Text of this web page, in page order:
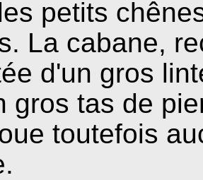
petits
La cabane,
d'un gros
gros tas de
toutefois